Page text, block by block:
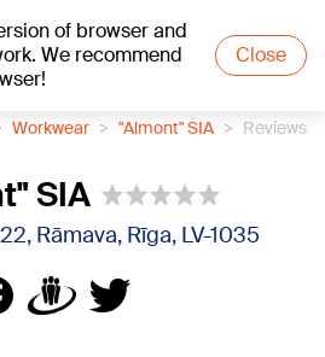
of browser and
We recommend
Close
Workwear "Almont" SIA Reviews
SIA
Rāmava, Rīga, LV-1035